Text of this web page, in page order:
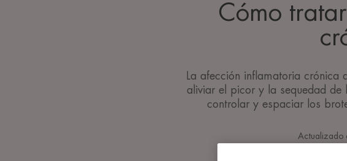
Cómo
La afección inflamatoria
aliviar el picor y la sequedad
controlar y espaciar los
Actualizado